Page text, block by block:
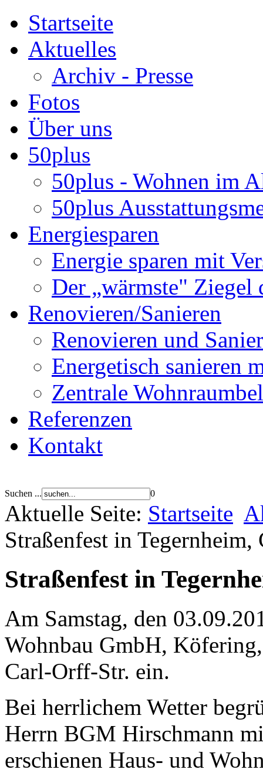
Startseite
Aktuelles
Archiv - Presse
Fotos
Über uns
50plus
50plus - Wohnen im
50plus
Energiesparen
Energie sparen mit
Der „wärmste" Ziegel
Renovieren/Sanieren
Renovieren und
Energetisch sanieren
Zentrale
Referenzen
Kontakt
Suchen ... 0
Aktuelle Seite: Startseite
Straßenfest in
Straßenfest in
Am Samstag, den
Wohnbau GmbH,
Carl-Orff-Str. ein.
Bei herrlichem Wetter
Herrn BGM Hirschmann
erschienen Haus- und